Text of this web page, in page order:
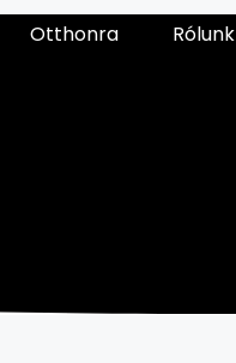
Otthonra Rólunk